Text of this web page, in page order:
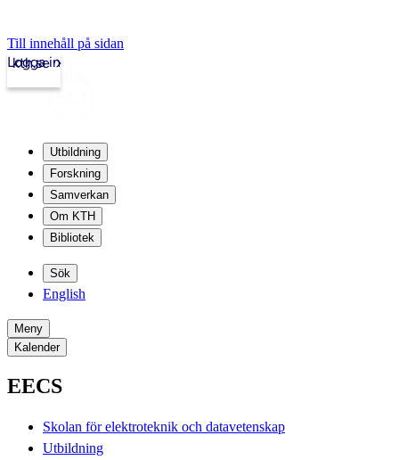
Till innehåll på sidan
kth.se
Logga in
Utbildning
Forskning
Samverkan
Om KTH
Bibliotek
Sök
English
Meny
Kalender
EECS
Skolan för elektroteknik och datavetenskap
Utbildning